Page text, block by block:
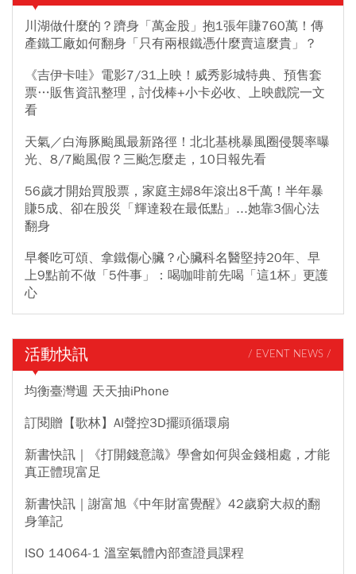
川湖做什麼的？躋身「萬金股」抱1張年賺760萬！傳
產鐵工廠如何翻身「只有兩根鐵憑什麼賣這麼貴」？
《吉伊卡哇》電影7/31上映！威秀影城特典、預售套
票…販售資訊整理，討伐棒+小卡必收、上映戲院一文
看
天氣／白海豚颱風最新路徑！北北基桃暴風圈侵襲率曝
光、8/7颱風假？三颱怎麼走，10日報先看
56歲才開始買股票，家庭主婦8年滾出8千萬！半年暴
賺5成、卻在股災「輝達殺在最低點」...她靠3個心法
翻身
早餐吃可頌、拿鐵傷心臟？心臟科名醫堅持20年、早
上9點前不做「5件事」：喝咖啡前先喝「這1杯」更護
心
活動快訊 / EVENT NEWS /
均衡臺灣週 天天抽iPhone
訂閱贈【歌林】AI聲控3D擺頭循環扇
新書快訊｜《打開錢意識》學會如何與金錢相處，才能
真正體現富足
新書快訊｜謝富旭《中年財富覺醒》42歲窮大叔的翻
身筆記
ISO 14064-1 溫室氣體內部查證員課程